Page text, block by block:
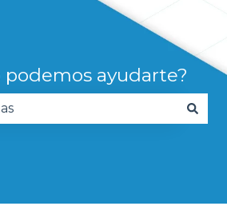
podemos ayudarte?